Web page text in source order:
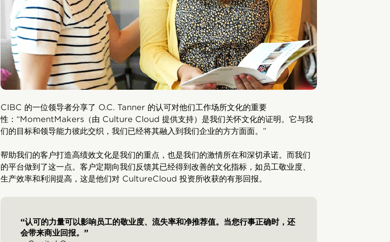
CIBC 的一位领导者分享了 O.C. Tanner 的认可对他们工作场所文化的重要
性：“MomentMakers（由 Culture Cloud 提供支持）是我们关怀文化的证明。它与我
们的目标和领导能力彼此交织，我们已经将其融入到我们企业的方方面面。”
帮助我们的客户打造高绩效文化是我们的重点，也是我们的激情所在和深切承诺。而我们
的平台做到了这一点。客户定期向我们反馈其已经得到改善的文化指标，如员工敬业度、
生产效率和利润提高，这是他们对 CultureCloud 投资所收获的有形回报。
“认可的力量可以影响员工的敬业度、流失率和净推荐值。当您行事正确时，还
会带来商业回报。”